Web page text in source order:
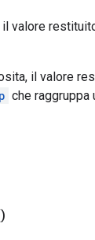
il valore
il valore
che raggruppa